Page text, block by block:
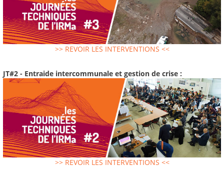
>> REVOIR LES INTERVENTIONS <<
JT#2 - Entraide intercommunale et gestion de crise :
>> REVOIR LES INTERVENTIONS <<